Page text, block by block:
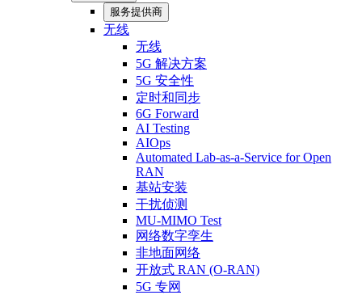
服务提供商
无线
无线
5G 解决方案
5G 安全性
定时和同步
6G Forward
AI Testing
AIOps
Automated Lab-as-a-Service for Open
RAN
基站安装
干扰侦测
MU-MIMO Test
网络数字孪生
非地面网络
开放式 RAN (O-RAN)
5G 专网